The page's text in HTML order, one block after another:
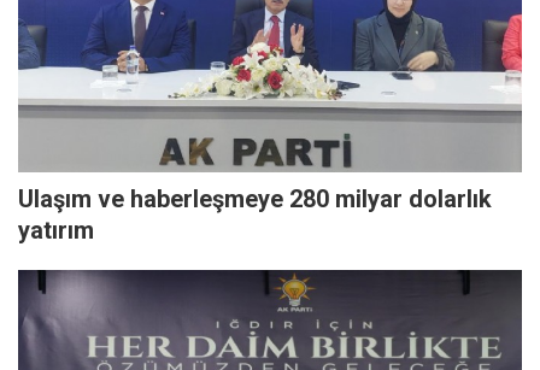
Ulaşım ve haberleşmeye 280 milyar dolarlık
yatırım